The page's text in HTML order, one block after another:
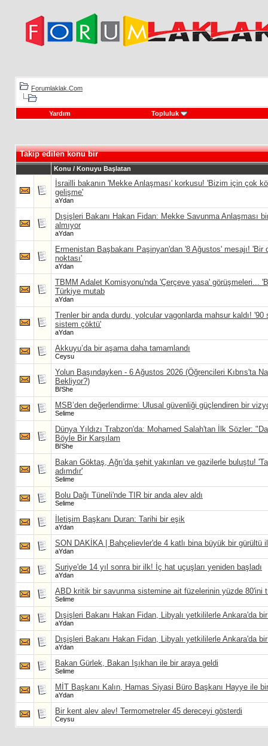
Forumlaklak.Com
Yardım Topluluk
Takip edilen konu bir
Konu / Konuyu Başlatan
İsrailli bakanın 'Mekke Anlaşması' korkusu! 'Bizim için çok
gelişme'
aYdan
Dışişleri Bakanı Hakan Fidan: Mekke Savunma Anlaşması
almıyor
aYdan
Ermenistan Başbakanı Paşinyan'dan '8 Ağustos' mesajı! 'Bir
noktası'
aYdan
TBMM Adalet Komisyonu'nda 'Çerçeve yasa' görüşmeleri...
Türkiye mutab
aYdan
Trenler bir anda durdu, yolcular vagonlarda mahsur kaldı! '90
sistem çöktü'
aYdan
Akkuyu’da bir aşama daha tamamlandı
Ceysu
Yolun Başındayken - 6 Ağustos 2026 (Öğrencileri Kıbrıs'ta
Bekliyor?)
Bi'She
MSB’den değerlendirme: Ulusal güvenliği güçlendiren bir
Selime
Dünya Yıldızı Trabzon'da: Mohamed Salah'tan İlk Sözler:
Böyle Bir Karşılam
Bi'She
Bakan Göktaş, Ağrı'da şehit yakınları ve gazilerle buluştu!
adımdır'
Selime
Bolu Dağı Tüneli'nde TIR bir anda alev aldı
Selime
İletişim Başkanı Duran: Tarihi bir eşik
aYdan
SON DAKİKA | Bahçelievler'de 4 katlı bina büyük bir gürültü
aYdan
Suriye'de 14 yıl sonra bir ilk! İç hat uçuşları yeniden başladı
aYdan
ABD kritik bir savunma sistemine ait füzelerinin yüzde 80'ini
Selime
Dışişleri Bakanı Hakan Fidan, Libyalı yetkililerle Ankara'da
aYdan
Dışişleri Bakanı Hakan Fidan, Libyalı yetkililerle Ankara'da
aYdan
Bakan Gürlek, Bakan Işıkhan ile bir araya geldi
Selime
MİT Başkanı Kalın, Hamas Siyasi Büro Başkanı Hayye ile
aYdan
Bir kent alev alev! Termometreler 45 dereceyi gösterdi
Ceysu